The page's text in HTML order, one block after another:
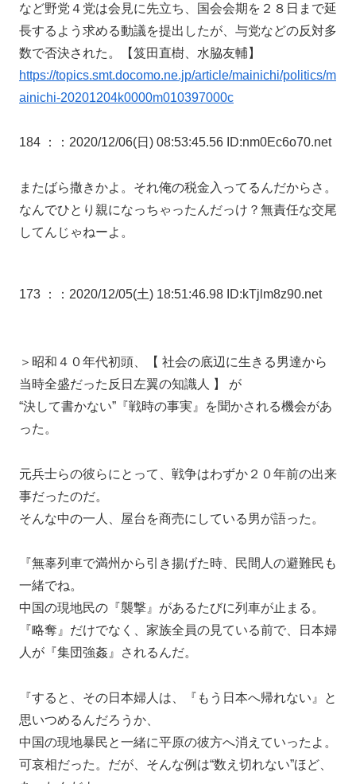
など野党４党は会見に先立ち、国会会期を２８日まで延
長するよう求める動議を提出したが、与党などの反対多
数で否決された。【笈田直樹、水脇友輔】
https://topics.smt.docomo.ne.jp/article/mainichi/politics/m
ainichi-20201204k0000m010397000c
184 ： ：2020/12/06(日) 08:53:45.56 ID:nm0Ec6o70.net
またばら撒きかよ。それ俺の税金入ってるんだからさ。
なんでひとり親になっちゃったんだっけ？無責任な交尾
してんじゃねーよ。
173 ： ：2020/12/05(土) 18:51:46.98 ID:kTjlm8z90.net
＞昭和４０年代初頭、【 社会の底辺に生きる男達から
当時全盛だった反日左翼の知識人 】 が
“決して書かない”『戦時の事実』を聞かされる機会があ
った。
元兵士らの彼らにとって、戦争はわずか２０年前の出来
事だったのだ。
そんな中の一人、屋台を商売にしている男が語った。
『無辜列車で満州から引き揚げた時、民間人の避難民も
一緒でね。
中国の現地民の『襲撃』があるたびに列車が止まる。
『略奪』だけでなく、家族全員の見ている前で、日本婦
人が『集団強姦』されるんだ。
『すると、その日本婦人は、『もう日本へ帰れない』と
思いつめるんだろうか、
中国の現地暴民と一緒に平原の彼方へ消えていったよ。
可哀相だった。だが、そんな例は“数え切れない”ほど、